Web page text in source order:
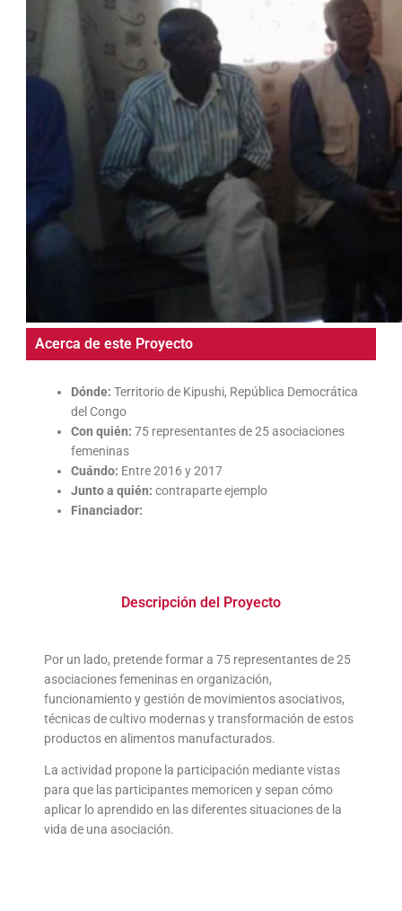
Acerca de este Proyecto
Dónde: Territorio de Kipushi, República Democrática
del Congo
Con quién: 75 representantes de 25 asociaciones
femeninas
Cuándo: Entre 2016 y 2017
Junto a quién:contraparte ejemplo
Financiador:
Descripción del Proyecto
Por un lado, pretende formar a 75 representantes de 25
asociaciones femeninas en organización,
funcionamiento y gestión de movimientos asociativos,
técnicas de cultivo modernas y transformación de estos
productos en alimentos manufacturados.
La actividad propone la participación mediante vistas
para que las participantes memoricen y sepan cómo
aplicar lo aprendido en las diferentes situaciones de la
vida de una asociación.